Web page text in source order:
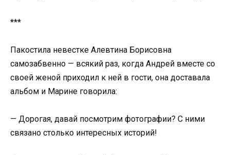
***
Пакостила невестке Алевтина Борисовна
самозабвенно — всякий раз, когда Андрей вместе со
своей женой приходил к ней в гости, она доставала
альбом и Марине говорила:
— Дорогая, давай посмотрим фотографии? С ними
связано столько интересных историй!